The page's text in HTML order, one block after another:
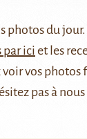
photos du jour
par ici et les
vos photos
pas à nous